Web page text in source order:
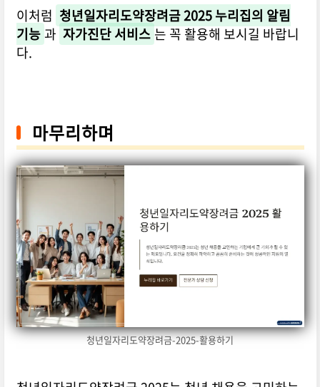
이처럼 청년일자리도약장려금 2025 누리집의 알림
기능과 자가진단 서비스 는 꼭 활용해 보시길 바랍니
다.
마무리하며
청년일자리도약장려금-2025-활용하기